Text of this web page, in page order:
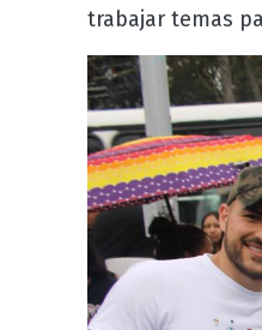
trabajar temas